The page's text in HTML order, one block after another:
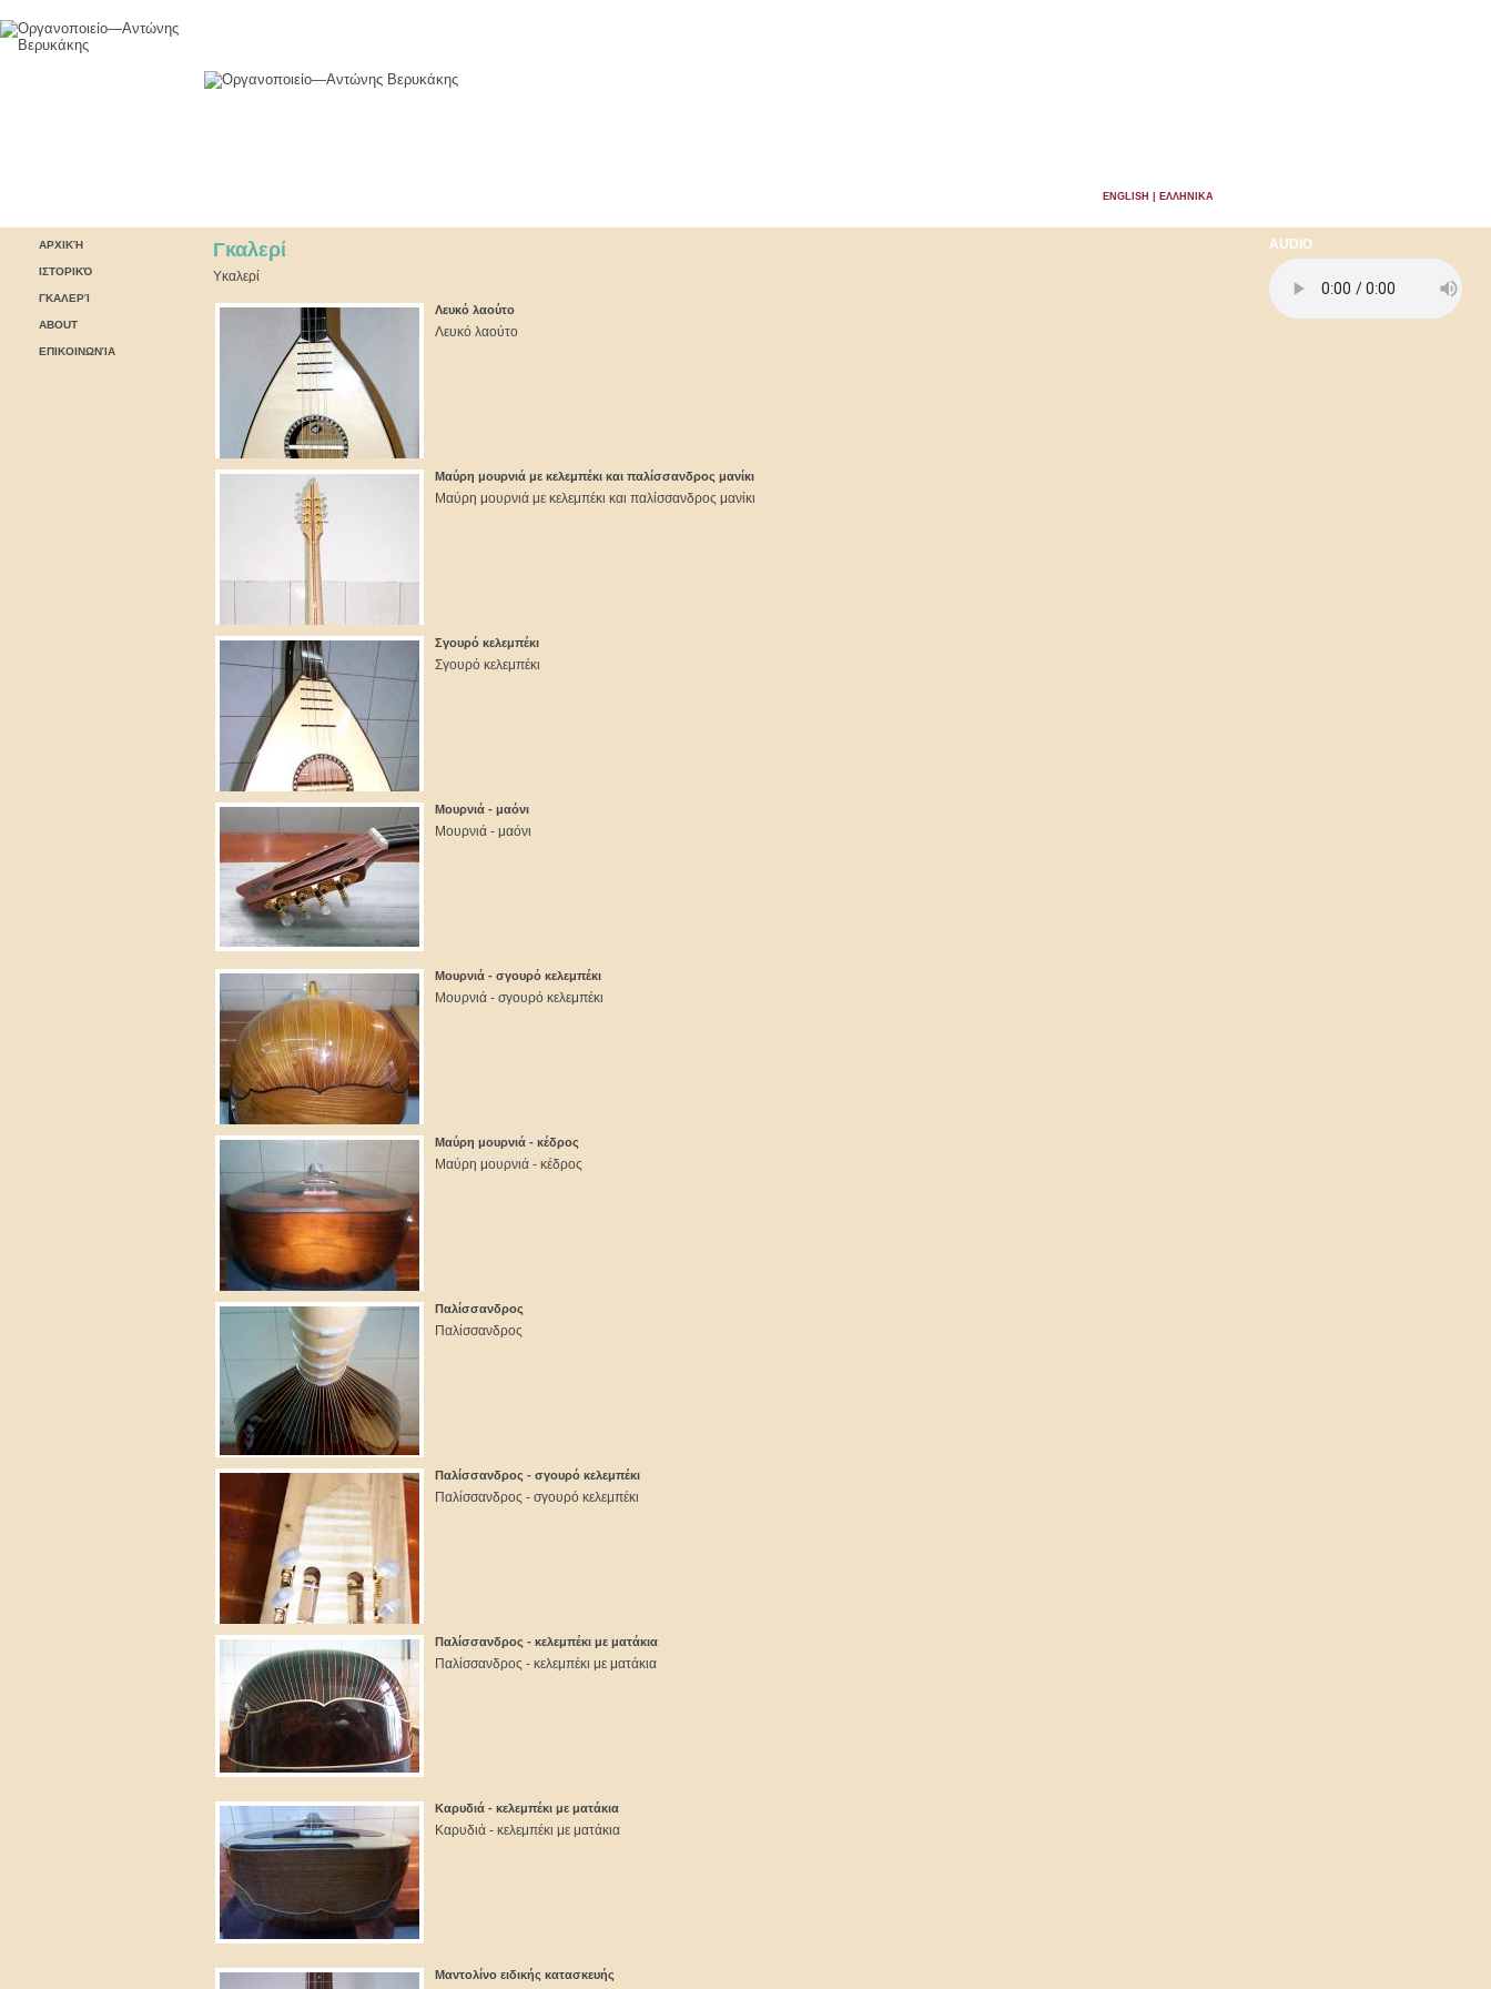
ENGLISH | ΕΛΛΗΝΙΚΑ
ΑΡΧΙΚΉ
ΙΣΤΟΡΙΚΌ
ΓΚΑΛΕΡΊ
ABOUT
ΕΠΙΚΟΙΝΩΝΊΑ
AUDIO
Γκαλερί
Yκαλερί
Λευκό λαούτο
Λευκό λαούτο
Μαύρη μουρνιά με κελεμπέκι και παλίσσανδρος μανίκι
Μαύρη μουρνιά με κελεμπέκι και παλίσσανδρος μανίκι
Σγουρό κελεμπέκι
Σγουρό κελεμπέκι
Μουρνιά - μαόνι
Μουρνιά - μαόνι
Μουρνιά - σγουρό κελεμπέκι
Μουρνιά - σγουρό κελεμπέκι
Μαύρη μουρνιά - κέδρος
Μαύρη μουρνιά - κέδρος
Παλίσσανδρος
Παλίσσανδρος
Παλίσσανδρος - σγουρό κελεμπέκι
Παλίσσανδρος - σγουρό κελεμπέκι
Παλίσσανδρος - κελεμπέκι με ματάκια
Παλίσσανδρος - κελεμπέκι με ματάκια
Καρυδιά - κελεμπέκι με ματάκια
Καρυδιά - κελεμπέκι με ματάκια
Μαντολίνο ειδικής κατασκευής